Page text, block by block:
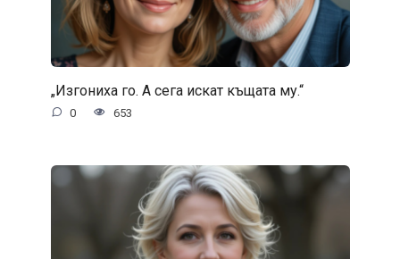
„Изгониха го. А сега искат къщата му.“
0 653